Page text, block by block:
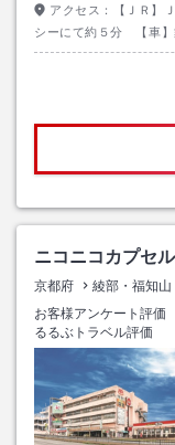
アクセス：
【ＪＲ
シーにて約５分 【車
道９号線へ 目標物：福
ニコニコカプセ
京都府 綾部・福知山
お客様アンケート評価
るるぶトラベル評価